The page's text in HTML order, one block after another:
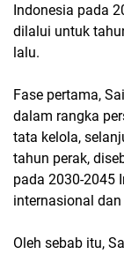
Indonesia pada
dilalui untuk
lalu.
Fase pertama,
dalam rangka
tata kelola,
tahun perak,
pada 2030-2045
internasional
Oleh sebab itu,